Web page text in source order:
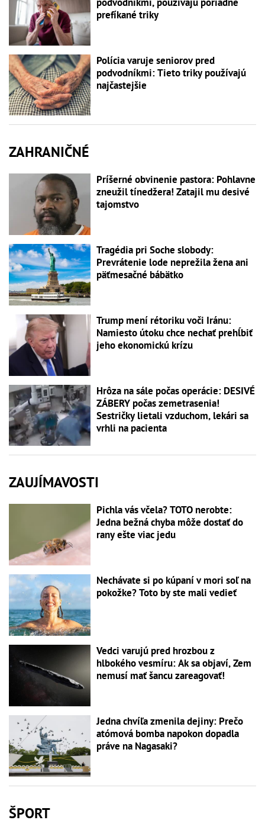
prefíkané triky
Polícia varuje seniorov pred
podvodníkmi: Tieto triky používajú
najčastejšie
ZAHRANIČNÉ
Príšerné obvinenie pastora: Pohlavne
zneužil tínedžera! Zatajil mu desivé
tajomstvo
Tragédia pri Soche slobody:
Prevrátenie lode neprežila žena ani
päťmesačné bábätko
Trump mení rétoriku voči Iránu:
Namiesto útoku chce nechať prehĺbiť
jeho ekonomickú krízu
Hrôza na sále počas operácie: DESIVÉ
ZÁBERY počas zemetrasenia!
Sestričky lietali vzduchom, lekári sa
vrhli na pacienta
ZAUJÍMAVOSTI
Pichla vás včela? TOTO nerobte:
Jedna bežná chyba môže dostať do
rany ešte viac jedu
Nechávate si po kúpaní v mori soľ na
pokožke? Toto by ste mali vedieť
Vedci varujú pred hrozbou z
hlbokého vesmíru: Ak sa objaví, Zem
nemusí mať šancu zareagovať!
Jedna chvíľa zmenila dejiny: Prečo
atómová bomba napokon dopadla
práve na Nagasaki?
ŠPORT